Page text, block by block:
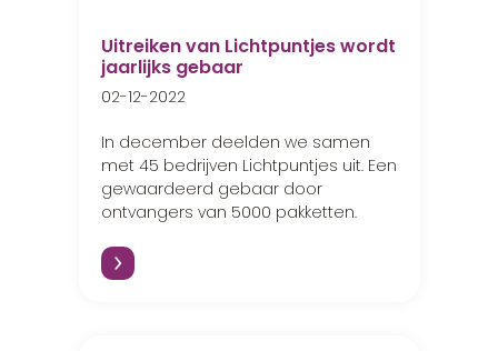
Uitreiken van Lichtpuntjes wordt
jaarlijks gebaar
02-12-2022
In december deelden we samen
met 45 bedrijven Lichtpuntjes uit. Een
gewaardeerd gebaar door
ontvangers van 5000 pakketten.